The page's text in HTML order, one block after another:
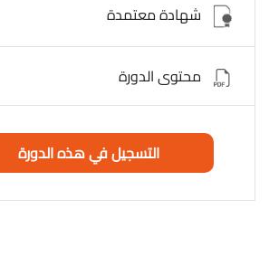
شهادة معتمدة
محتوى الدورة
التسجيل في هذه الدورة